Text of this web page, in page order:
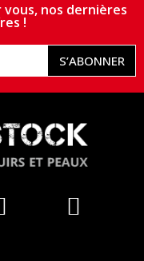
nos dernières
!
S’ABONNER